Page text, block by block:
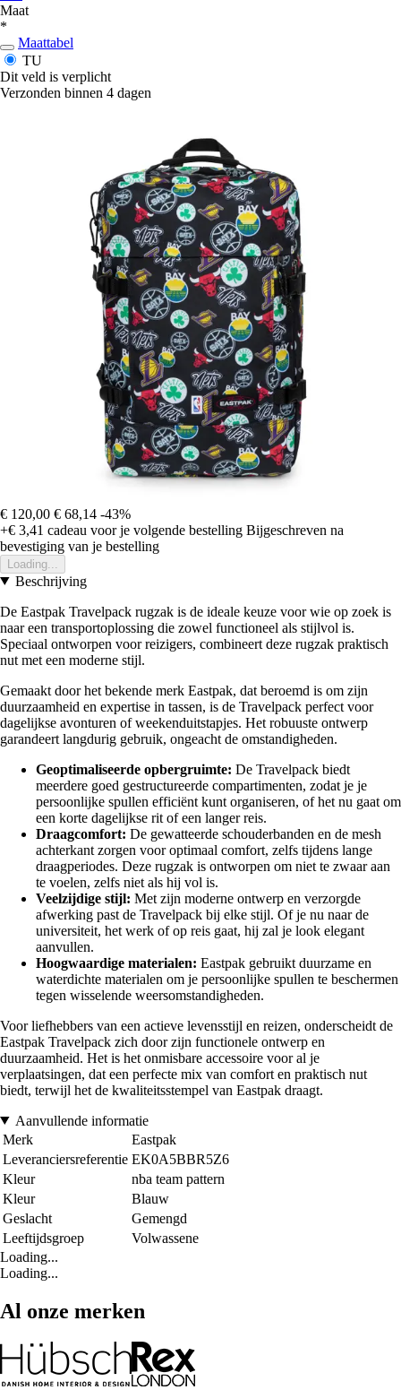
Maat
*
Maattabel
TU
Dit veld is verplicht
Verzonden binnen 4 dagen
€ 120,00 € 68,14 -43%
+€ 3,41 cadeau voor je volgende bestelling Bijgeschreven na
bevestiging van je bestelling
Loading...
Beschrijving
De Eastpak Travelpack rugzak is de ideale keuze voor wie op zoek is
naar een transportoplossing die zowel functioneel als stijlvol is.
Speciaal ontworpen voor reizigers, combineert deze rugzak praktisch
nut met een moderne stijl.
Gemaakt door het bekende merk Eastpak, dat beroemd is om zijn
duurzaamheid en expertise in tassen, is de Travelpack perfect voor
dagelijkse avonturen of weekenduitstapjes. Het robuuste ontwerp
garandeert langdurig gebruik, ongeacht de omstandigheden.
Geoptimaliseerde opbergruimte: De Travelpack biedt
meerdere goed gestructureerde compartimenten, zodat je je
persoonlijke spullen efficiënt kunt organiseren, of het nu gaat om
een korte dagelijkse rit of een langer reis.
Draagcomfort: De gewatteerde schouderbanden en de mesh
achterkant zorgen voor optimaal comfort, zelfs tijdens lange
draagperiodes. Deze rugzak is ontworpen om niet te zwaar aan
te voelen, zelfs niet als hij vol is.
Veelzijdige stijl: Met zijn moderne ontwerp en verzorgde
afwerking past de Travelpack bij elke stijl. Of je nu naar de
universiteit, het werk of op reis gaat, hij zal je look elegant
aanvullen.
Hoogwaardige materialen: Eastpak gebruikt duurzame en
waterdichte materialen om je persoonlijke spullen te beschermen
tegen wisselende weersomstandigheden.
Voor liefhebbers van een actieve levensstijl en reizen, onderscheidt de
Eastpak Travelpack zich door zijn functionele ontwerp en
duurzaamheid. Het is het onmisbare accessoire voor al je
verplaatsingen, dat een perfecte mix van comfort en praktisch nut
biedt, terwijl het de kwaliteitsstempel van Eastpak draagt.
Aanvullende informatie
Merk
Eastpak
Leveranciersreferentie EK0A5BBR5Z6
Kleur
nba team pattern
Kleur
Blauw
Geslacht
Gemengd
Leeftijdsgroep
Volwassene
Loading...
Loading...
Al onze merken